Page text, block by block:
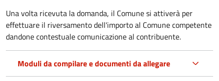
Una volta ricevuta la domanda, il Comune si attiverà per
effettuare il riversamento dell'importo al Comune competente
dandone contestuale comunicazione al contribuente.
Moduli da compilare e documenti da allegare